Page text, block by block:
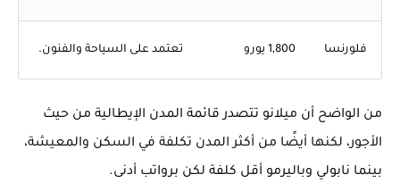
فلورنسا 1,800 يورو تعتمد على السياحة والفنون.
من الواضح أن ميلانو تتصدر قائمة المدن الإيطالية من حيث
الأجور، لكنها أيضًا من أكثر المدن تكلفة في السكن والمعيشة،
بينما نابولي وباليرمو أقل كلفة لكن برواتب أدنى.